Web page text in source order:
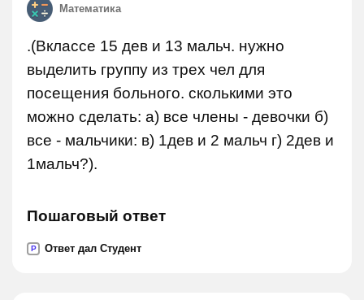
Математика
.(Вклассе 15 дев и 13 мальч. нужно
выделить группу из трех чел для
посещения больного. сколькими это
можно сделать: а) все члены - девочки б)
все - мальчики: в) 1дев и 2 мальч г) 2дев и
1мальч?).
Пошаговый ответ
P Ответ дал Студент